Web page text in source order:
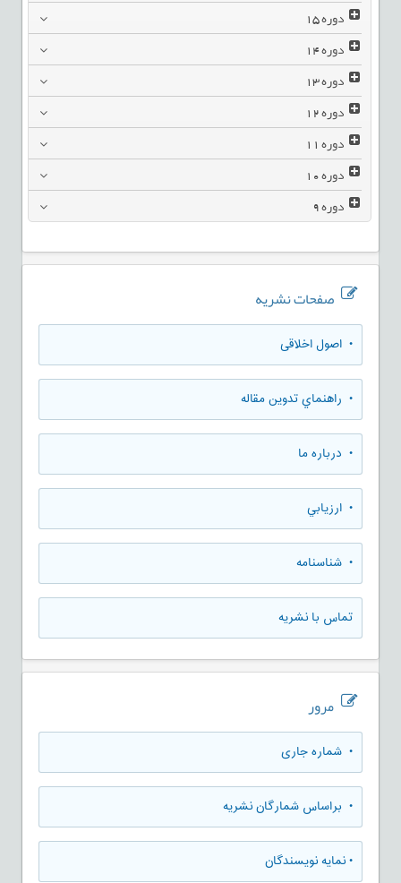
دوره15
دوره14
دوره13
دوره12
دوره11
دوره10
دوره9
صفحات نشریه
• اصول اخلاقی
• راهنماي تدوين مقاله
• درباره ما
• ارزيابي
• شناسنامه
تماس با نشریه
مرور
• شماره جاری
• براساس شمارگان نشریه
•نمایه نویسندگان